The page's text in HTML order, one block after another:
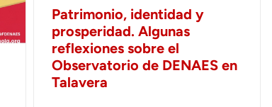
Patrimonio, identidad y
prosperidad. Algunas
reflexiones sobre el
Observatorio de DENAES en
Talavera